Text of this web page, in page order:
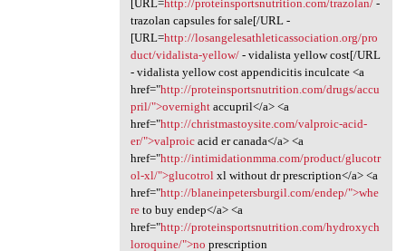
[URL=http://proteinsportsnutrition.com/trazolan/-
trazolan capsules for sale[/URL -
[URL=http://losangelesathleticassociation.org/pro
duct/vidalista-yellow/- vidalista yellow cost[/URL
- vidalista yellow cost appendicitis inculcate <a
href="http://proteinsportsnutrition.com/drugs/accu
pril/">overnightaccupril</a> <a
href="http://christmastoysite.com/valproic-acid-
er/">valproicacid er canada</a> <a
href="http://intimidationmma.com/product/glucotr
ol-xl/">glucotrolxl without dr prescription</a> <a
href="http://blaneinpetersburgil.com/endep/">whe
reto buy endep</a> <a
href="http://proteinsportsnutrition.com/hydroxych
loroquine/">no prescription